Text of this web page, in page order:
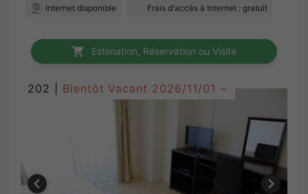
Internet disponible
Frais d'accès à Internet : gratuit
Estimation, Réservation ou Visite
202 | Bientôt Vacant 2026/11/01 ~